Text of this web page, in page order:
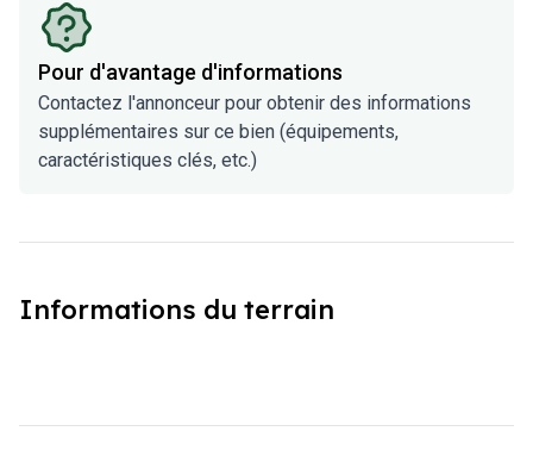
Pour d'avantage d'informations
Contactez l'annonceur pour obtenir des informations
supplémentaires sur ce bien (équipements,
caractéristiques clés, etc.)
Informations du terrain